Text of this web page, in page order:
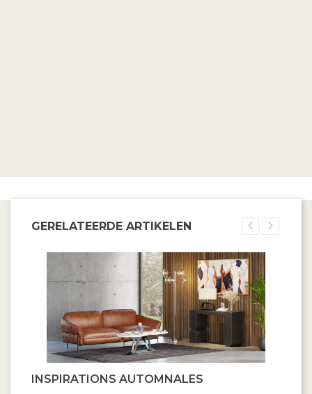
GERELATEERDE ARTIKELEN
INSPIRATIONS AUTOMNALES